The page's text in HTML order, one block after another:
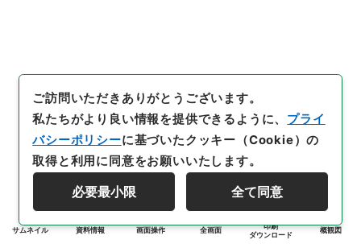
サムネイル 資料情報 画面操作 全画面
印刷
ダウンロード
概観図
ご訪問いただきありがとうございます。
私たちがより良い情報を提供できるように、 プライ
バシーポリシーに基づいたクッキー（Cookie）の
取得と利用に同意をお願いいたします。
必要最小限 全て同意